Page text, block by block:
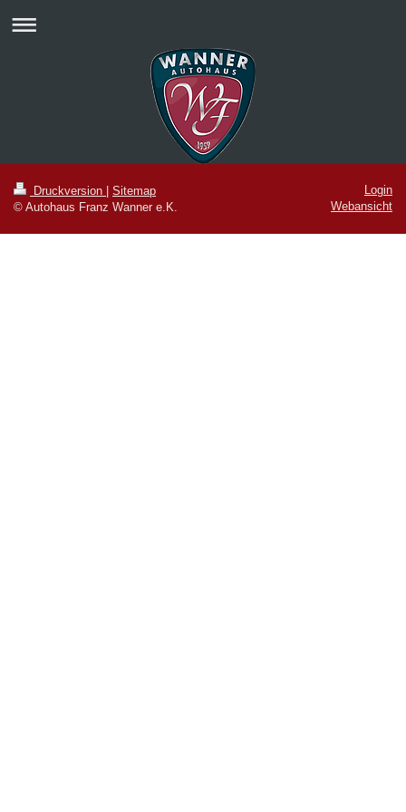
Druckversion
Sitemap
© Autohaus Franz Wanner e.K.
Login
Webansicht